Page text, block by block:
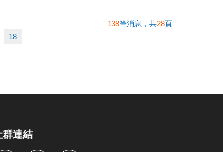
18
138筆消息，共28頁
群連結